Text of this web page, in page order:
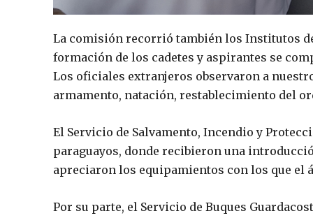
La comisión recorrió también los Institutos
formación de los cadetes y aspirantes se
Los oficiales extranjeros observaron a
armamento, natación, restablecimiento del
El Servicio de Salvamento, Incendio y
paraguayos, donde recibieron una
apreciaron los equipamientos con los que el
Por su parte, el Servicio de Buques